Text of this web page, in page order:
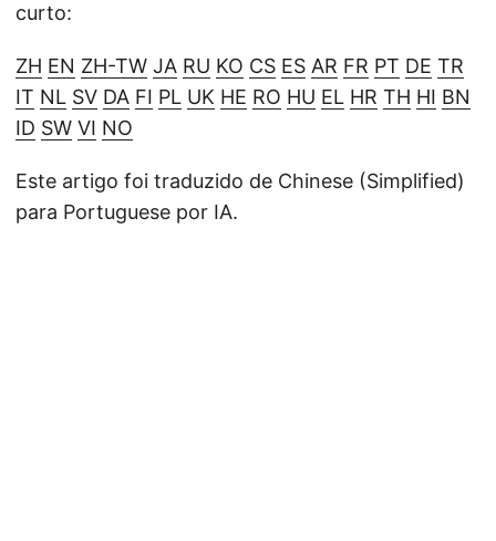
curto:
ZH EN ZH-TW JA RU KO CS ES AR FR PT DE TR
IT NL SV DA FI PL UK HE RO HU EL HR TH HI BN
ID SW VI NO
Este artigo foi traduzido de Chinese (Simplified)
para Portuguese por IA.